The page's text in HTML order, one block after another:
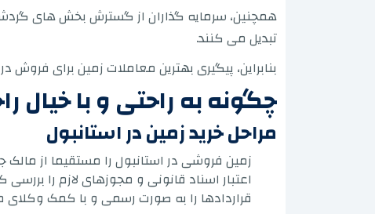
همچنین، سرمایه گذاران از گسترش بخش های
تبدیل می کنند.
بنابراین، پیگیری بهترین معاملات زمین برای فروش در استانبول 2026 گامی هوشمندانه برای سرمایه گذارانی است که به
چگونه به راحتی و با خیال
مراحل خرید زمین در استانبول
زمین فروشی در استانبول را مستقیما از
اعتبار اسناد قانونی و مجوزهای لازم را
قراردادها را به صورت رسمی و با کمک